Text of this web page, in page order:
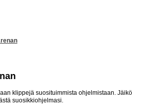
klippejä suosituimmista ohjelmistaan. Jäikö
suosikkiohjelmasi.